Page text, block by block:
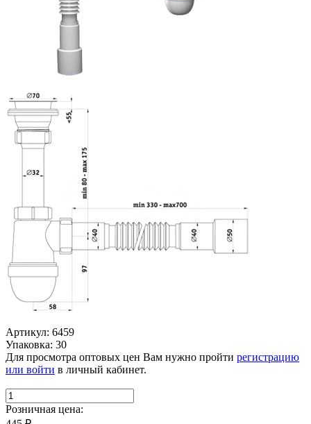
Артикул: 6459
Упаковка: 30
Для просмотра оптовых цен Вам нужно пройти регистрацию
или войти в личный кабинет.
Розничная цена: